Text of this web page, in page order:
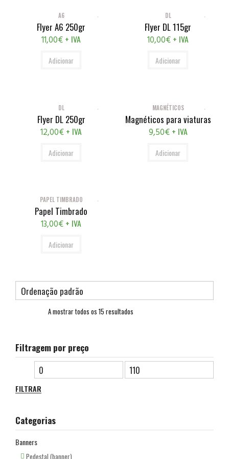
A6
Flyer A6 250gr
11,00€ + IVA
Adicionar
DL
Flyer DL 115gr
10,00€ + IVA
Adicionar
DL
Flyer DL 250gr
12,00€ + IVA
Adicionar
MAGNÉTICOS
Magnéticos para viaturas
9,50€ + IVA
Adicionar
PAPEL TIMBRADO
Papel Timbrado
13,00€ + IVA
Adicionar
A mostrar todos os 15 resultados
Filtragem por preço
FILTRAR
Categorias
Banners
Pedestal (banner)